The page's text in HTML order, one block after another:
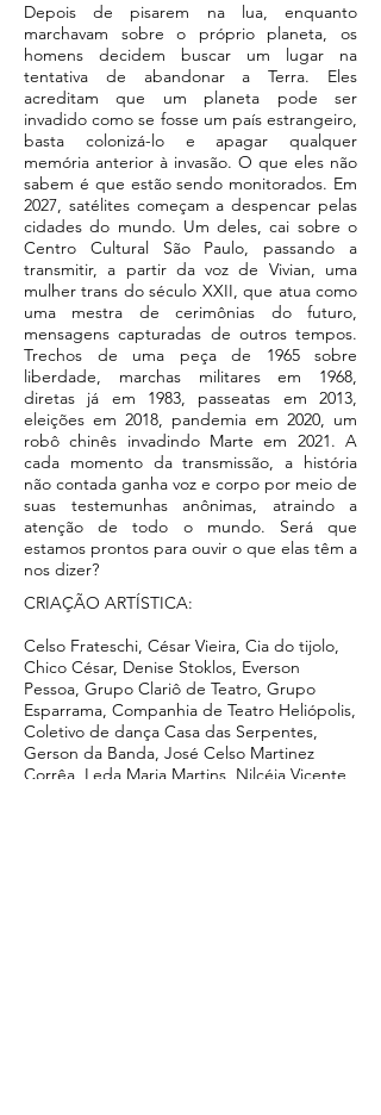
Depois de pisarem na lua, enquanto
marchavam sobre o próprio planeta, os
homens decidem buscar um lugar na
tentativa de abandonar a Terra. Eles
acreditam que um planeta pode ser
invadido como se fosse um país estrangeiro,
basta colonizá-lo e apagar qualquer
memória anterior à invasão. O que eles não
sabem é que estão sendo monitorados. Em
2027, satélites começam a despencar pelas
cidades do mundo. Um deles, cai sobre o
Centro Cultural São Paulo, passando a
transmitir, a partir da voz de Vivian, uma
mulher trans do século XXII, que atua como
uma mestra de cerimônias do futuro,
mensagens capturadas de outros tempos.
Trechos de uma peça de 1965 sobre
liberdade, marchas militares em 1968,
diretas já em 1983, passeatas em 2013,
eleições em 2018, pandemia em 2020, um
robô chinês invadindo Marte em 2021. A
cada momento da transmissão, a história
não contada ganha voz e corpo por meio de
suas testemunhas anônimas, atraindo a
atenção de todo o mundo. Será que
estamos prontos para ouvir o que elas têm a
nos dizer?
CRIAÇÃO ARTÍSTICA:
Celso Frateschi, César Vieira, Cia do tijolo,
Chico César, Denise Stoklos, Everson
Pessoa, Grupo Clariô de Teatro, Grupo
Esparrama, Companhia de Teatro Heliópolis,
Coletivo de dança Casa das Serpentes,
Gerson da Banda, José Celso Martinez
Corrêa, Leda Maria Martins, Nilcéia Vicente